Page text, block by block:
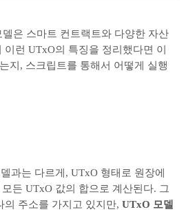
은 스마트 컨트랙트와 다양한 자산
런 UTxO의 특징을 정리했다면 이
지, 스크립트를 통해서 어떻게 실행
과는 다르게, UTxO 형태로 원장에
든 UTxO 값의 합으로 계산된다. 그
의 주소를 가지고 있지만, UTxO 모델